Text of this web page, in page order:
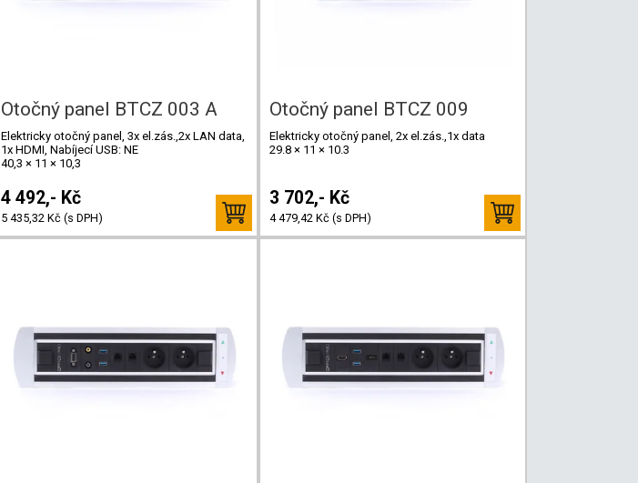
Otočný panel BTCZ 003 A
Elektricky otočný panel, 3x el.zás.,2x LAN data,
1x HDMI, Nabíjecí USB: NE
40,3 × 11 × 10,3
4 492,- Kč
5 435,32 Kč (s DPH)
Otočný panel BTCZ 009
Elektricky otočný panel, 2x el.zás.,1x data
29.8 × 11 × 10.3
3 702,- Kč
4 479,42 Kč (s DPH)